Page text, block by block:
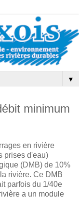
▼
minimum
en rivière
prises d'eau)
(DMB) de 10%
rivière. Ce DMB
parfois du 1/40e
a un module